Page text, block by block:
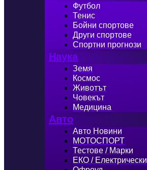
Футбол
Тенис
Бойни спортове
Други спортове
Спортни прогнози
Наука
Земя
Космос
Животът
Човекът
Медицина
Авто
Авто Новини
МОТОСПОРТ
Тестове / Марки
ЕКО / Електрически